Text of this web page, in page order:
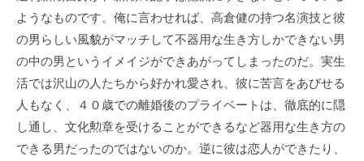
ようなものです。俺に言わせれば、高倉健の持つ名演技と彼
の男らしい風貌がマッチして不器用な生き方しかできない男
の中の男というイメイジができあがってしまったのだ。実生
活では沢山の人たちから好かれ愛され、彼に苦言をあびせる
人もなく、４０歳での離婚後のプライベートは、徹底的に隠
し通し、文化勲章を受けることができるなど器用な生き方の
できる男だったのではないのか。逆に彼は恋人ができたり、